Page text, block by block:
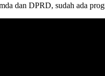
dan DPRD, sudah ada